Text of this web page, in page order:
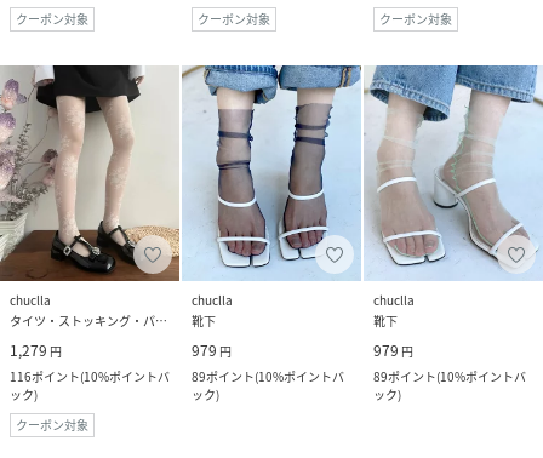
クーポン対象
クーポン対象
クーポン対象
chuclla
タイツ・ストッキング・パンスト
1,279 円
116ポイント(10%ポイントバ
ック)
クーポン対象
chuclla
靴下
979 円
89ポイント(10%ポイントバ
ック)
chuclla
靴下
979 円
89ポイント(10%ポイントバ
ック)